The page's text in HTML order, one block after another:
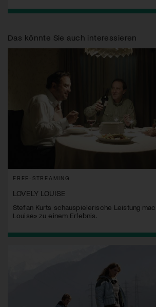
Das könnte Sie auch interessieren
FREE-STREAMING
LOVELY LOUISE
Stefan Kurts schauspielerische Leistung
Louise» zu einem Erlebnis.